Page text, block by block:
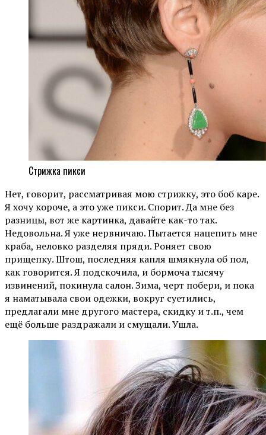
Стрижка пикси
Нет, говорит, рассматривая мою стрижку, это боб каре.
Я хочу короче, а это уже пикси. Спорит. Да мне без
разницы, вот же картинка, давайте как-то так.
Недовольна. Я уже нервничаю. Пытается нацепить мне
краба, неловко разделяя пряди. Роняет свою
прищепку. Штош, последняя капля шмякнула об пол,
как говорится. Я подскочила, и бормоча тысячу
извинений, покинула салон. Зима, черт побери, и пока
я наматывала свои одежки, вокруг суетились,
предлагали мне другого мастера, скидку и т.п., чем
ещё больше раздражали и смущали. Ушла.